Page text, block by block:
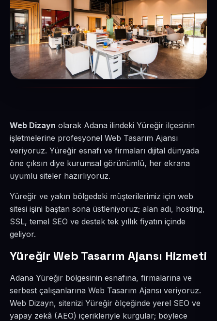
Web Dizayn olarak Adana ilindeki Yüreğir ilçesinin
işletmelerine profesyonel Web Tasarım Ajansı
veriyoruz. Yüreğir esnafı ve firmaları dijital dünyada
öne çıksın diye kurumsal görünümlü, her ekrana
uyumlu siteler hazırlıyoruz.
Yüreğir ve yakın bölgedeki müşterilerimiz için web
sitesi işini baştan sona üstleniyoruz; alan adı, hosting,
SSL, temel SEO ve destek tek yıllık fiyatın içinde
geliyor.
Yüreğir Web Tasarım Ajansı Hizmeti
Adana Yüreğir bölgesinin esnafına, firmalarına ve
serbest çalışanlarına Web Tasarım Ajansı veriyoruz.
Web Dizayn, sitenizi Yüreğir ölçeğinde yerel SEO ve
yapay zekâ (AEO) içerikleriyle kurgular; böylece